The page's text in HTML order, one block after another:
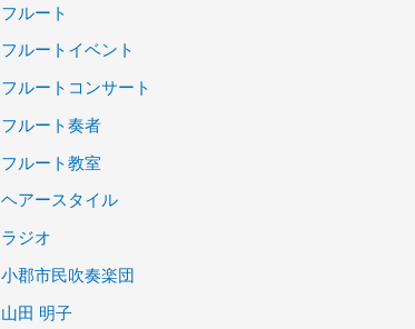
フルート
フルートイベント
フルートコンサート
フルート奏者
フルート教室
ヘアースタイル
ラジオ
小郡市民吹奏楽団
山田 明子